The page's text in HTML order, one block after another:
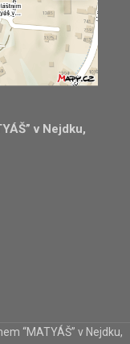
v Nejdku,
“MATYÁŠ” v Nejdku,